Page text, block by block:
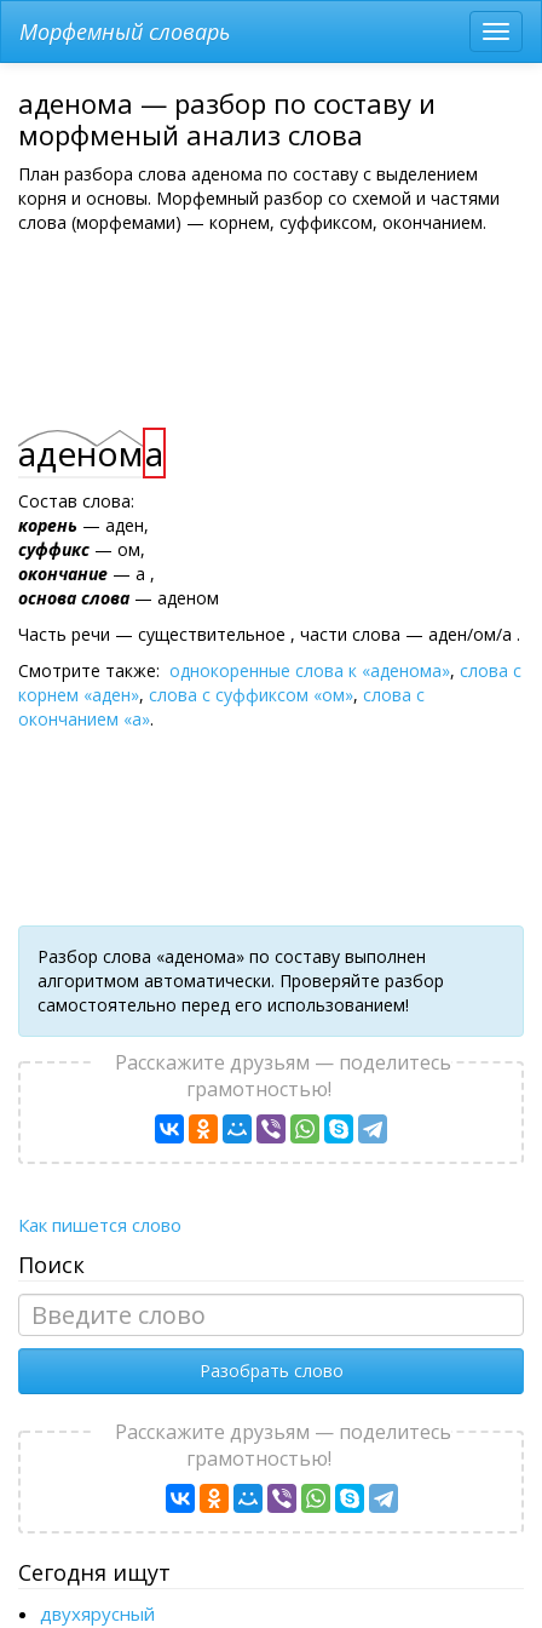
меню
Морфемный словарь
аденома — разбор по составу и
морфменый анализ слова
План разбора слова аденома по составу с выделением
корня и основы. Морфемный разбор со схемой и частями
слова (морфемами) — корнем, суффиксом, окончанием.
аденома
Состав слова:
корень — аден,
суффикс — ом,
окончание — а ,
основа слова — аденом
Часть речи — существительное , части слова — аден/ом/а .
Смотрите также: однокоренные слова к «аденома», слова с
корнем «аден», слова с суффиксом «ом», слова с
окончанием «а».
Разбор слова «аденома» по составу выполнен
алгоритмом автоматически. Проверяйте разбор
самостоятельно перед его использованием!
Расскажите друзьям — поделитесь
грамотностью!
Как пишется слово
Поиск
Разобрать слово
Расскажите друзьям — поделитесь
грамотностью!
Сегодня ищут
двухярусный